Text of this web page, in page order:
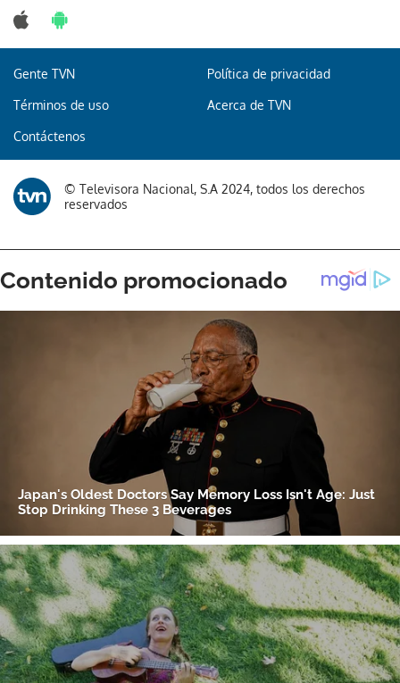
Gente TVN Política de privacidad
Términos de uso Acerca de TVN
Contáctenos
© Televisora Nacional, S.A 2024, todos los derechos
reservados